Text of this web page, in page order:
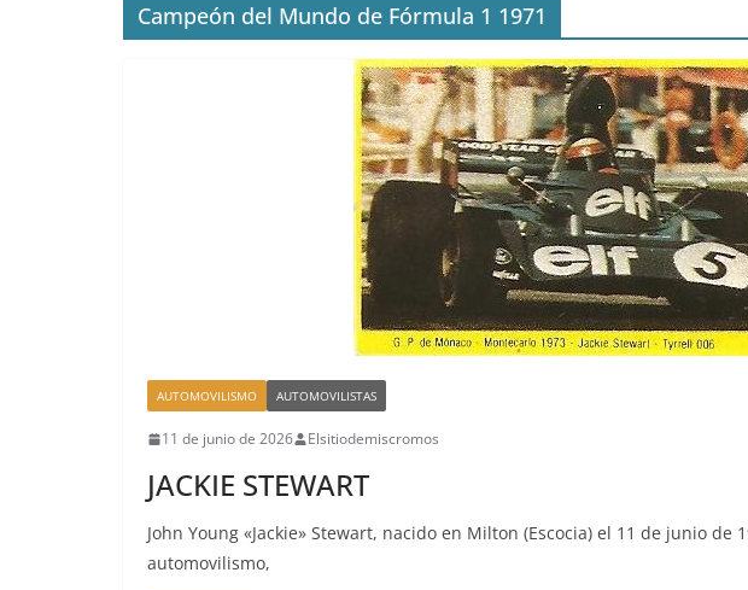
Campeón del Mundo de Fórmula 1 1971
AUTOMOVILISMO AUTOMOVILISTAS
11 de junio de 2026 Elsitiodemiscromos
JACKIE STEWART
John Young «Jackie» Stewart, nacido en Milton (Escocia) el 11 de junio
automovilismo,